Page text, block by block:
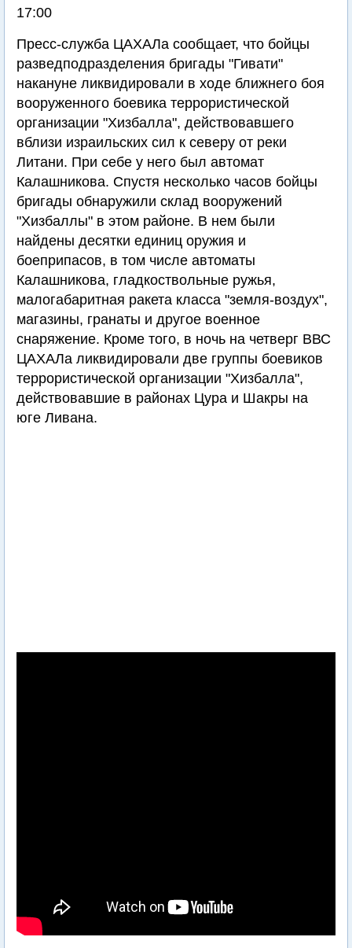
17:00
Пресс-служба ЦАХАЛа сообщает, что бойцы
разведподразделения бригады "Гивати"
накануне ликвидировали в ходе ближнего боя
вооруженного боевика террористической
организации "Хизбалла", действовавшего
вблизи израильских сил к северу от реки
Литани. При себе у него был автомат
Калашникова. Спустя несколько часов бойцы
бригады обнаружили склад вооружений
"Хизбаллы" в этом районе. В нем были
найдены десятки единиц оружия и
боеприпасов, в том числе автоматы
Калашникова, гладкоствольные ружья,
малогабаритная ракета класса "земля-воздух",
магазины, гранаты и другое военное
снаряжение. Кроме того, в ночь на четверг ВВС
ЦАХАЛа ликвидировали две группы боевиков
террористической организации "Хизбалла",
действовавшие в районах Цура и Шакры на
юге Ливана.